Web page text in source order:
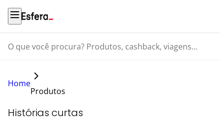
O que você procura? Produtos, cashback, viagens...
Home
Produtos
Histórias curtas